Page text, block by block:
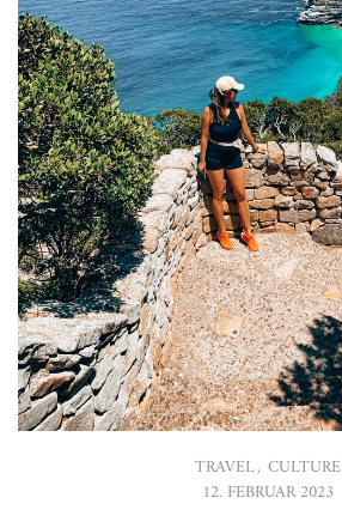
TRAVEL, CULTURE
12. FEBRUAR 2023